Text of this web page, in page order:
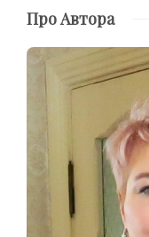
Про Автора